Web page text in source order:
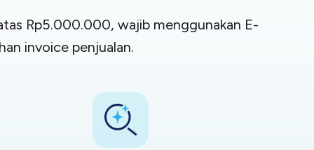
Rp5.000.000, wajib menggunakan E-
invoice penjualan.